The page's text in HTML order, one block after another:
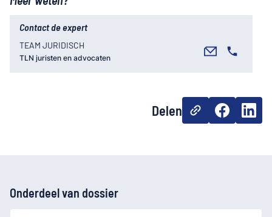
Contact de expert
TEAM JURIDISCH
TLN juristen en advocaten
Delen
Onderdeel van dossier